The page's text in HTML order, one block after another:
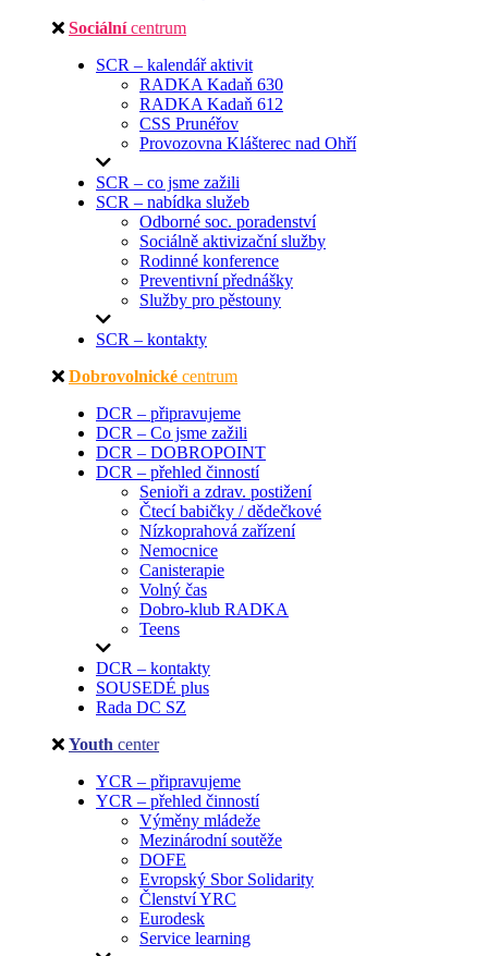
Sociální centrum
SCR – kalendář aktivit
RADKA Kadaň 630
RADKA Kadaň 612
CSS Prunéřov
Provozovna Klášterec nad Ohří
SCR – co jsme zažili
SCR – nabídka služeb
Odborné soc. poradenství
Sociálně aktivizační služby
Rodinné konference
Preventivní přednášky
Služby pro pěstouny
SCR – kontakty
Dobrovolnické centrum
DCR – připravujeme
DCR – Co jsme zažili
DCR – DOBROPOINT
DCR – přehled činností
Senioři a zdrav. postižení
Čtecí babičky / dědečkové
Nízkoprahová zařízení
Nemocnice
Canisterapie
Volný čas
Dobro-klub RADKA
Teens
DCR – kontakty
SOUSEDÉ plus
Rada DC SZ
Youth center
YCR – připravujeme
YCR – přehled činností
Výměny mládeže
Mezinárodní soutěže
DOFE
Evropský Sbor Solidarity
Členství YRC
Eurodesk
Service learning